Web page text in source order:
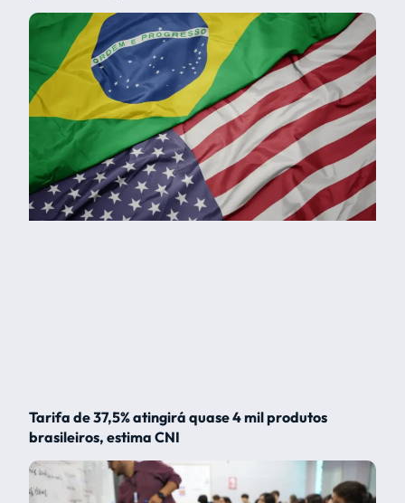
Tarifa de 37,5% atingirá quase 4 mil produtos
brasileiros, estima CNI